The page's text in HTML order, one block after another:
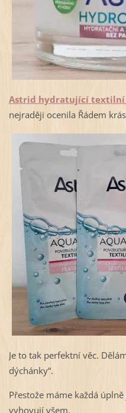
Astrid hydratující textilní
nejraději ocenila Řádem
Je to tak perfektní věc.
dýchánky“.
Přestože máme každá
vyhovují všem.